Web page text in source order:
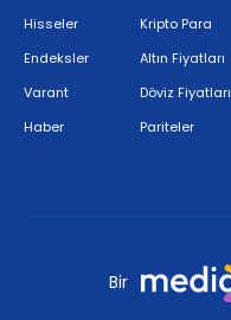
Hisseler
Endeksler
Varant
Haber
Kripto Para
Altın Fiyatları
Döviz Fiyatları
Pariteler
Bir